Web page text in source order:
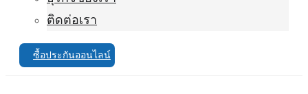
ติดต่อเรา
ซื้อประกันออนไลน์